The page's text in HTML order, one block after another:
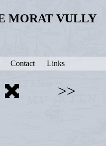
MORAT VULLY
Contact Links
>>